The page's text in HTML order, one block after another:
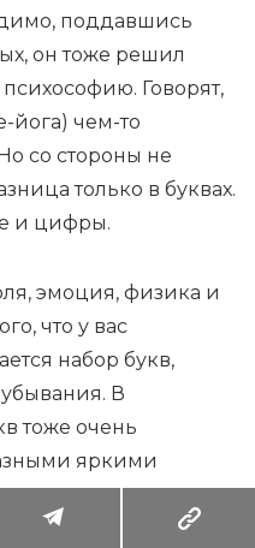
поддавшись
он тоже решил
Говорят,
йога) чем-то
со стороны не
только в буквах.
и цифры.
эмоция, физика и
что у вас
набор букв,
В
тоже очень
яркими
— например,
и так далее.